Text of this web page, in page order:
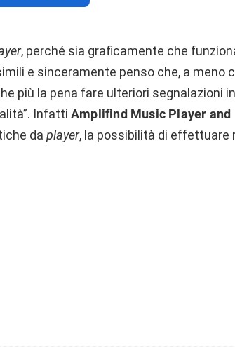
, perché sia graficamente che
e sinceramente penso che, a meno
più la pena fare ulteriori segnalazioni
Infatti Amplifind Music Player and
daplayer, la possibilità di effettuare